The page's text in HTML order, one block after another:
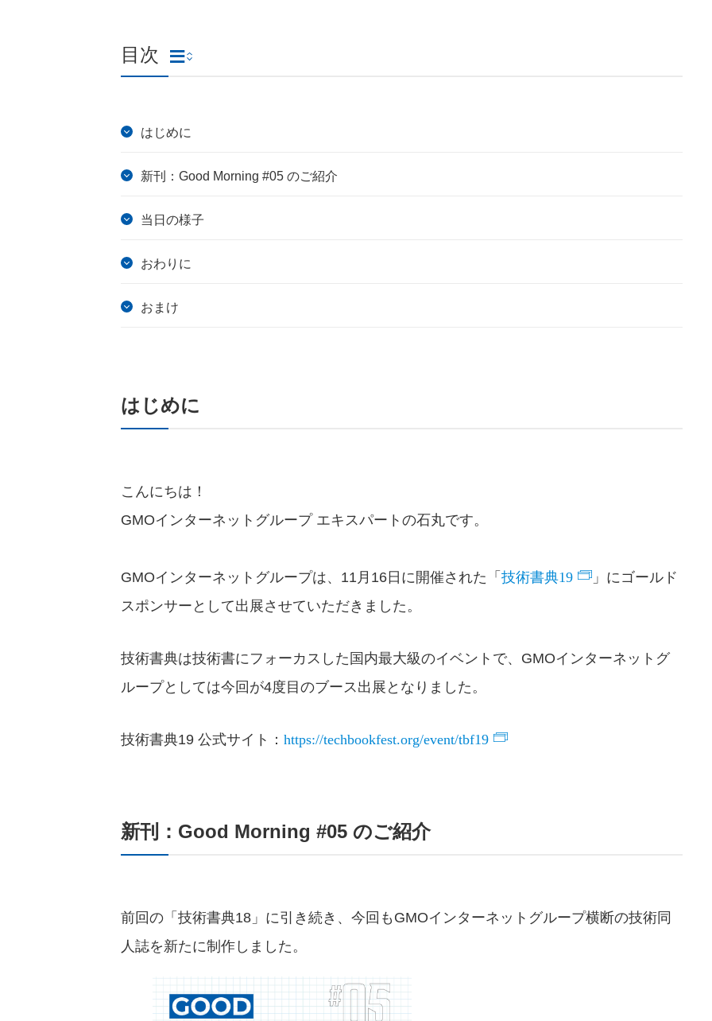
目次
はじめに
新刊：Good Morning #05 のご紹介
当日の様子
おわりに
おまけ
はじめに
こんにちは！
GMOインターネットグループ エキスパートの石丸です。
GMOインターネットグループは、11月16日に開催された「 技術書典19
」にゴールド
スポンサーとして出展させていただきました。
技術書典は技術書にフォーカスした国内最大級のイベントで、GMOインターネットグ
ループとしては今回が4度目のブース出展となりました。
技術書典19 公式サイト： https://techbookfest.org/event/tbf19
新刊：Good Morning #05 のご紹介
前回の「技術書典18」に引き続き、今回もGMOインターネットグループ横断の技術同
人誌を新たに制作しました。